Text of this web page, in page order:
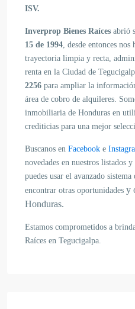
ISV.
Inverprop Bienes Raíces abrió
15 de 1994, desde entonces nos
trayectoria limpia y recta,
renta en la Ciudad de
2256 para ampliar la
área de cobro de alquileres.
inmobiliaria de Honduras en
crediticias para una mejor
Buscanos en Facebook e
novedades en nuestros listados
puedes usar el avanzado sistema
encontrar otras oportunidades y
Honduras.
Estamos comprometidos a
Raíces en Tegucigalpa.